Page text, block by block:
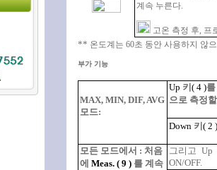
계속 누른다.
고온 측정 후, 프
** 온도계는 60초 동안 사용하지 않
부가 기능
MAX, MIN, DIF, AVG
모드:
Up 키 ( 4 )를
으로 측정할
Down 키 ( 2
모든 모드에서 : 처음
에 Meas. ( 9 ) 를 계속
그리고
ON/OFF.